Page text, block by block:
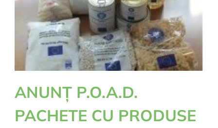
ANUNȚ P.O.A.D.
PACHETE CU PRODUSE